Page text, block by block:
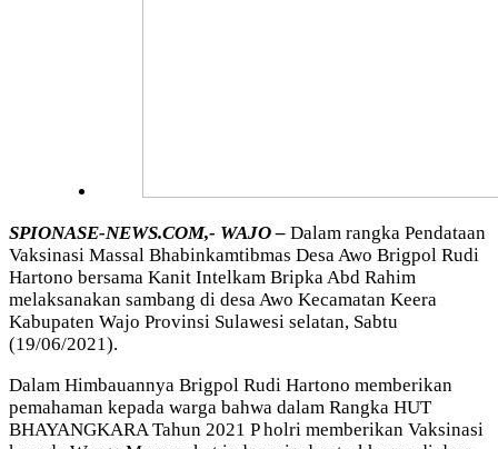
SPIONASE-NEWS.COM,- WAJO – Dalam rangka Pendataan
Vaksinasi Massal Bhabinkamtibmas Desa Awo Brigpol Rudi
Hartono bersama Kanit Intelkam Bripka Abd Rahim
melaksanakan sambang di desa Awo Kecamatan Keera
Kabupaten Wajo Provinsi Sulawesi selatan, Sabtu
(19/06/2021).
Dalam Himbauannya Brigpol Rudi Hartono memberikan
pemahaman kepada warga bahwa dalam Rangka HUT
BHAYANGKARA Tahun 2021 P holri memberikan Vaksinasi